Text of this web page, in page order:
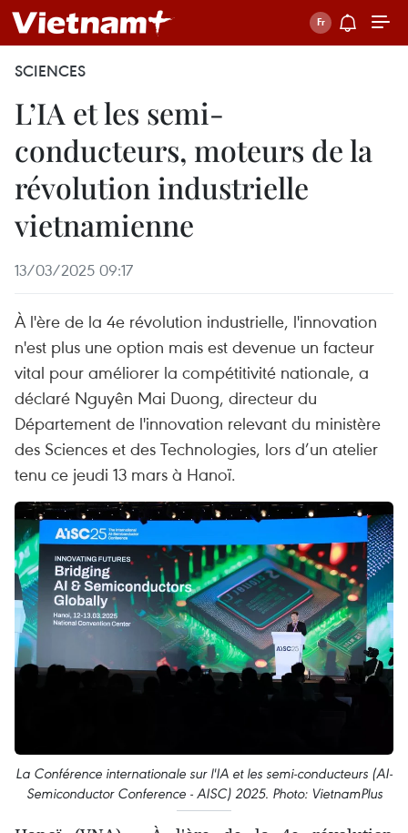
SCIENCES
L’IA et les semi-
conducteurs, moteurs de la
révolution industrielle
vietnamienne
13/03/2025 09:17
À l'ère de la 4e révolution industrielle, l'innovation
n'est plus une option mais est devenue un facteur
vital pour améliorer la compétitivité nationale, a
déclaré Nguyên Mai Duong, directeur du
Département de l'innovation relevant du ministère
des Sciences et des Technologies, lors d’un atelier
tenu ce jeudi 13 mars à Hanoï.
La Conférence internationale sur l'IA et les semi-conducteurs (AI-
Semiconductor Conference - AISC) 2025. Photo: VietnamPlus